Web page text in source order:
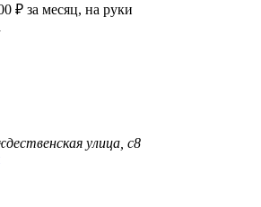
₽ за месяц, на руки
улица, с8